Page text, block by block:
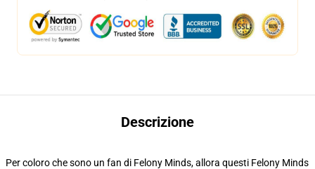
Descrizione
Per coloro che sono un fan di Felony Minds, allora questi Felony Minds